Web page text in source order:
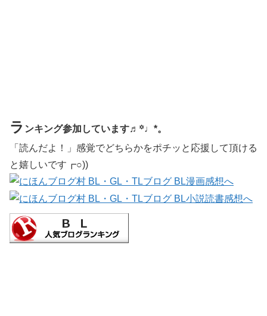
ラ ンキング参加しています♬꙳♩*。
「読んだよ！」感覚でどちらかをポチッと応援して頂ける
と嬉しいです┏○))